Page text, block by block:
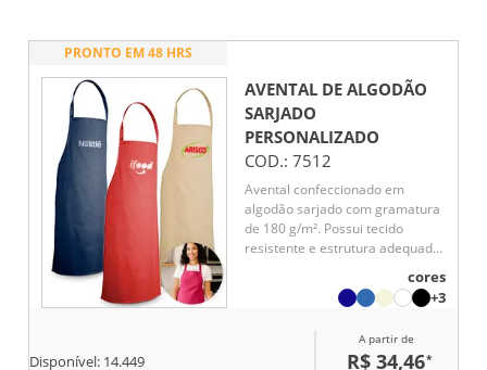
PRONTO EM 48 HRS
AVENTAL DE ALGODÃO
SARJADO
PERSONALIZADO
COD.: 7512
Avental confeccionado em
algodão sarjado com gramatura
de 180 g/m². Possui tecido
resistente e estrutura adequada
culinárias ou profissionais.cores
+3
Disponível: 14.449
A partir de
R$ 34,46*